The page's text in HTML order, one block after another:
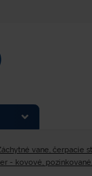
vane, čerpacie
- kovové,